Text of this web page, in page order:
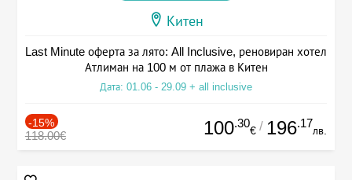
Китен
Last Minute оферта за лято: All Inclusive, реновиран хотел
Атлиман на 100 м от плажа в Китен
Дата: 01.06 - 29.09 + all inclusive
-15%
118.00€ 100.30
€ / 196.17
лв.